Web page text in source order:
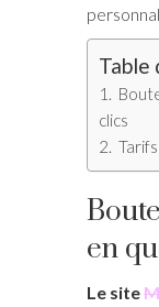
Table
clics
en
Le site